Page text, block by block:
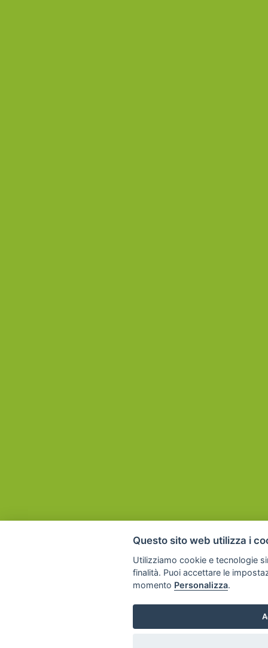
Questo sito web utilizza i
Utilizziamo cookie e tecnologie
finalità. Puoi accettare le
momento Personalizza.